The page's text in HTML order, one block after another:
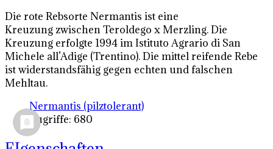
Die rote Rebsorte Nermantis ist eine
Kreuzung zwischen Teroldego x Merzling. Die
Kreuzung erfolgte 1994 im Istituto Agrario di San
Michele all’Adige (Trentino). Die mittel reifende Rebe
ist widerstandsfähig gegen echten und falschen
Mehltau.
Nermantis (pilztolerant)
Zugriffe: 680